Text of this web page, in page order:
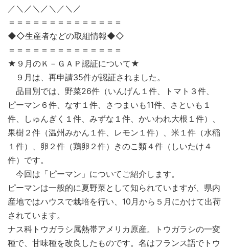
／＼／＼／＼／＼／
＝＝＝＝＝＝＝＝＝＝＝＝＝＝
◆◇生産者などの取組情報◆◇
＝＝＝＝＝＝＝＝＝＝＝＝＝＝
★９月のＫ－ＧＡＰ認証について★
９月は、再申請35件が認証されました。
品目別では、野菜26件（いんげん１件、トマト３件、
ピーマン６件、なす１件、さつまいも11件、さといも１
件、しゅんぎく１件、みずな１件、かいわれ大根１件）、
果樹２件（温州みかん１件、レモン１件）、米１件（水稲
１件）、卵２件（鶏卵２件）きのこ類４件（しいたけ４
件）です。
今回は「ピーマン」についてご紹介します。
ピーマンは一般的に夏野菜として知られていますが、県内
産地ではハウスで栽培を行い、10月から５月にかけて出荷
されています。
ナス科トウガラシ属熱帯アメリカ原産。トウガラシの一変
種で、甘味種を改良したものです。名はフランス語でトウ